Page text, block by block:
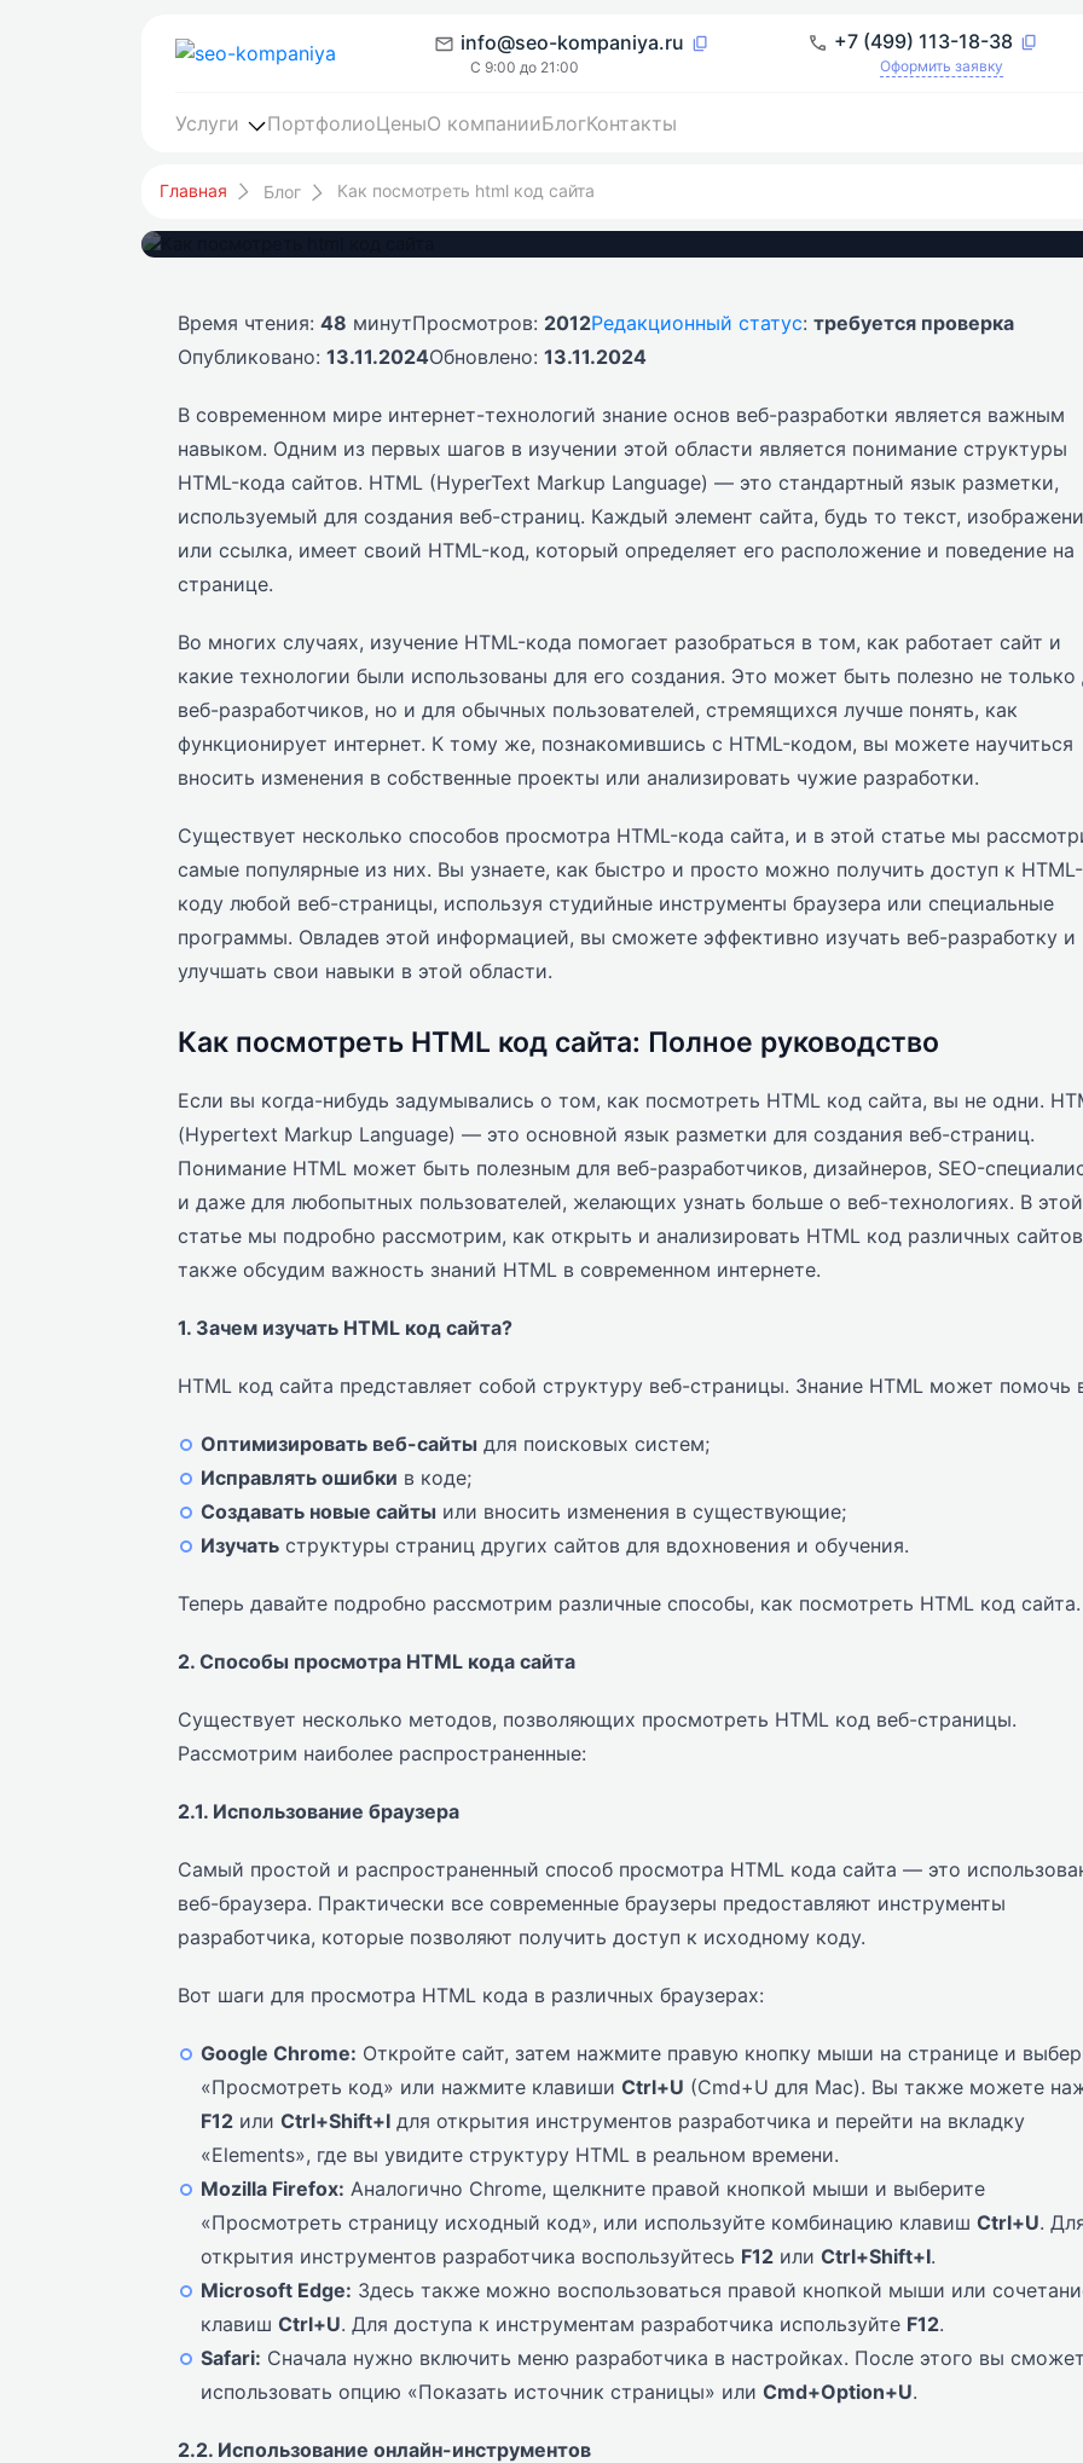
info@seo-kompaniya.ru
С 9:00 до 21:00
+7 (499) 113-18-38
Оформить заявку
Услуги ПортфолиоЦеныО компанииБлогКонтакты
Главная Блог Как посмотреть html код сайта
Как посмотреть html код сайта
Время чтения: 48 минутПросмотров: 2012Редакционный статус: требуется проверка
Опубликовано: 13.11.2024Обновлено: 13.11.2024
В современном мире интернет-технологий знание основ веб-разработки является важным
навыком. Одним из первых шагов в изучении этой области является понимание структуры
HTML-кода сайтов. HTML (HyperText Markup Language) — это стандартный язык разметки,
используемый для создания веб-страниц. Каждый элемент сайта, будь то текст,
или ссылка, имеет своий HTML-код, который определяет его расположение и поведение на
странице.
Во многих случаях, изучение HTML-кода помогает разобраться в том, как работает сайт и
какие технологии были использованы для его создания. Это может быть полезно не только
веб-разработчиков, но и для обычных пользователей, стремящихся лучше понять, как
функционирует интернет. К тому же, познакомившись с HTML-кодом, вы можете научиться
вносить изменения в собственные проекты или анализировать чужие разработки.
Существует несколько способов просмотра HTML-кода сайта, и в этой статье мы
самые популярные из них. Вы узнаете, как быстро и просто можно получить доступ к HTML-
коду любой веб-страницы, используя студийные инструменты браузера или специальные
программы. Овладев этой информацией, вы сможете эффективно изучать веб-разработку и
улучшать свои навыки в этой области.
Как посмотреть HTML код сайта: Полное руководство
Если вы когда-нибудь задумывались о том, как посмотреть HTML код сайта, вы не одни.
(Hypertext Markup Language) — это основной язык разметки для создания веб-страниц.
Понимание HTML может быть полезным для веб-разработчиков, дизайнеров, SEO-
и даже для любопытных пользователей, желающих узнать больше о веб-технологиях. В этой
статье мы подробно рассмотрим, как открыть и анализировать HTML код различных
также обсудим важность знаний HTML в современном интернете.
1. Зачем изучать HTML код сайта?
HTML код сайта представляет собой структуру веб-страницы. Знание HTML может помочь
Оптимизировать веб-сайты для поисковых систем;
Исправлять ошибки в коде;
Создавать новые сайты или вносить изменения в существующие;
Изучать структуры страниц других сайтов для вдохновения и обучения.
Теперь давайте подробно рассмотрим различные способы, как посмотреть HTML код сайта.
2. Способы просмотра HTML кода сайта
Существует несколько методов, позволяющих просмотреть HTML код веб-страницы.
Рассмотрим наиболее распространенные:
2.1. Использование браузера
Самый простой и распространенный способ просмотра HTML кода сайта — это
веб-браузера. Практически все современные браузеры предоставляют инструменты
разработчика, которые позволяют получить доступ к исходному коду.
Вот шаги для просмотра HTML кода в различных браузерах:
Google Chrome: Откройте сайт, затем нажмите правую кнопку мыши на странице и
«Просмотреть код» или нажмите клавишиCtrl+U (Cmd+U для Mac). Вы также можете
F12 илиCtrl+Shift+I для открытия инструментов разработчика и перейти на вкладку
«Elements», где вы увидите структуру HTML в реальном времени.
Mozilla Firefox: Аналогично Chrome, щелкните правой кнопкой мыши и выберите
«Просмотреть страницу исходный код», или используйте комбинацию клавишCtrl+U.
открытия инструментов разработчика воспользуйтесь F12 илиCtrl+Shift+I.
Microsoft Edge: Здесь также можно воспользоваться правой кнопкой мыши или
клавишCtrl+U. Для доступа к инструментам разработчика используйте F12.
Safari: Сначала нужно включить меню разработчика в настройках. После этого вы
использовать опцию «Показать источник страницы» илиCmd+Option+U.
2.2. Использование онлайн-инструментов